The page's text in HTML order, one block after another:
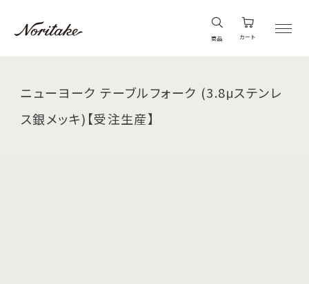
商品 カート
ニューヨーク テーブルフォーク (3.8μステンレ
ス銀メッキ)【受注生産】